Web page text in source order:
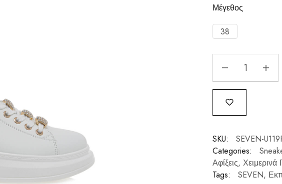
Μέγεθος
38
SKU:
SEVEN-
Categories:
Αφίξεις, Χειμερινά
Tags:
SEVEN,